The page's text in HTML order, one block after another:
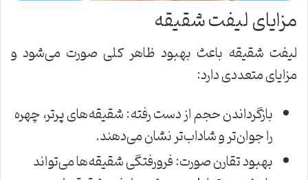
مزایای لیفت شقیقه
لیفت شقیقه باعث بهبود ظاهر کلی صورت می‌شود و
مزایای متعددی دارد:
بازگرداندن حجم از دست رفته: شقیقه‌های پرتر، چهره
را جوان‌تر و شاداب‌تر نشان می‌دهند.
بهبود تقارن صورت: فرورفتگی شقیقه‌ها می‌تواند